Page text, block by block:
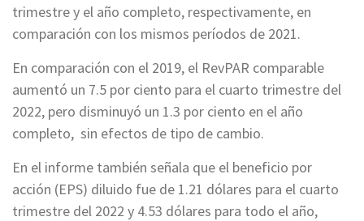
trimestre y el año completo, respectivamente, en
comparación con los mismos períodos de 2021.
En comparación con el 2019, el RevPAR comparable
aumentó un 7.5 por ciento para el cuarto trimestre del
2022, pero disminuyó un 1.3 por ciento en el año
completo, sin efectos de tipo de cambio.
En el informe también señala que el beneficio por
acción (EPS) diluido fue de 1.21 dólares para el cuarto
trimestre del 2022 y 4.53 dólares para todo el año,